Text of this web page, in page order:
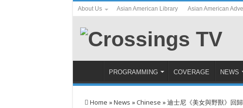
About Us Asian American Library Asian American
PROGRAMMING COVERAGE NEWS
Home »News »Chinese »迪士尼《美女與野獸》回